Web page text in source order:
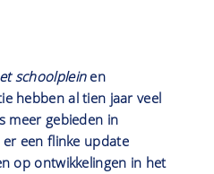
schoolpleinen
hebben al tien jaar veel
meer gebieden in
een flinke update
op ontwikkelingen in het